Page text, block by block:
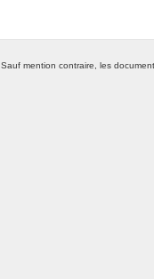
Sauf mention contraire, les